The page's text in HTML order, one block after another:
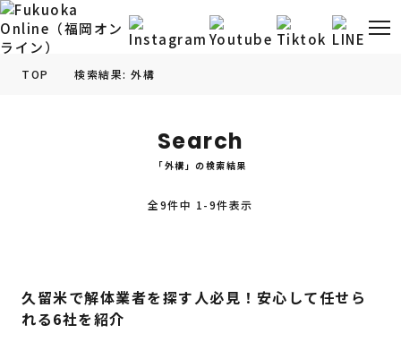
観光・お出かけ情報
福岡のフィットネス
TOP 検索結果: 外構
Search
「外構」の検索結果
全9件中 1-9件表示
久留米で解体業者を探す人必見！安心して任せら
れる6社を紹介